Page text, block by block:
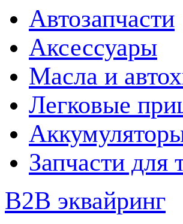
Автозапчасти
Аксессуары
Масла и
Легковые
Запчасти для
B2B эквайринг